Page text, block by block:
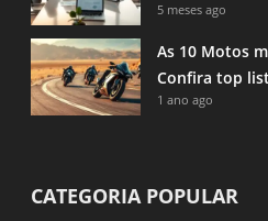
5 meses ago
As 10 Motos
Confira top
1 ano ago
CATEGORIA POPULAR